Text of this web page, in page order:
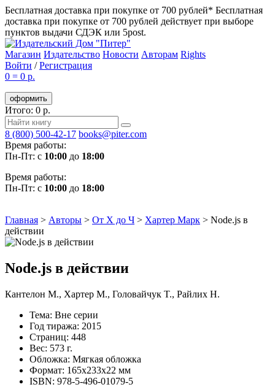
Бесплатная доставка при покупке от 700 рублей* Бесплатная
доставка при покупке от 700 рублей действует при выборе
пунктов выдачи СДЭК или 5post.
Магазин Издательство Новости Авторам Rights
Войти /Регистрация
0 = 0 р.
оформить
Итого: 0 р.
8 (800) 500-42-17 books@piter.com
Время работы:
Пн-Пт: с 10:00 до 18:00
Время работы:
Пн-Пт: с 10:00 до 18:00
Главная > Авторы > От Х до Ч > Хартер Марк > Node.js в
действии
Node.js в действии
Кантелон М., Хартер М., Головайчук T., Райлих Н.
Тема: Вне серии
Год тиража: 2015
Страниц: 448
Вес: 573 г.
Обложка: Мягкая обложка
Формат: 165х233х22 мм
ISBN: 978-5-496-01079-5